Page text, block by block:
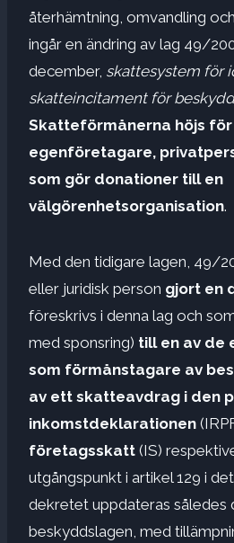
återhämtning, omvandling
ingår en ändring av lag 49/
december, skattesystem för
skatteincitament för beskydd
Skatteförmånerna höjs
egenföretagare,
som gör donationer till en
välgörenhetsorganisation.
Med den tidigare lagen, 49/
eller juridisk person gjort en
föreskrivs i denna lag och
med sponsring) till en av de
som förmånstagare av
av ett skatteavdrag i den
inkomstdeklarationen
företagsskatt (IS)
utgångspunkt i artikel 129 i
dekretet uppdateras således
beskyddslagen, med